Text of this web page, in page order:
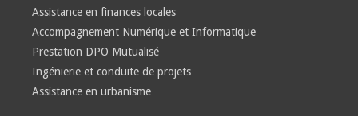
Assistance en finances locales
Accompagnement Numérique et Informatique
Prestation DPO Mutualisé
Ingénierie et conduite de projets
Assistance en urbanisme